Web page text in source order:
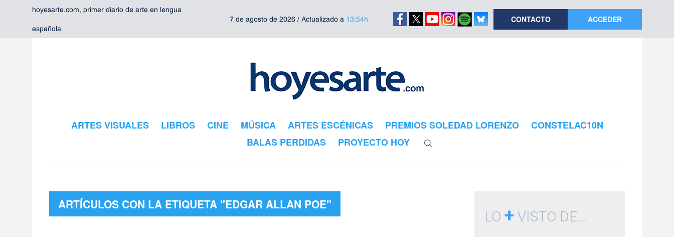
hoyesarte.com, primer diario de arte en lengua
española
7 de agosto de 2026 / Actualizado a 13:54h CONTACTO ACCEDER
ARTES VISUALES LIBROS CINE MÚSICA ARTES ESCÉNICAS PREMIOS SOLEDAD LORENZO
CONSTELAC10N
BALAS PERDIDAS
PROYECTO HOY
ARTÍCULOS CON LA ETIQUETA "EDGAR ALLAN POE"
LO+ VISTO DE...